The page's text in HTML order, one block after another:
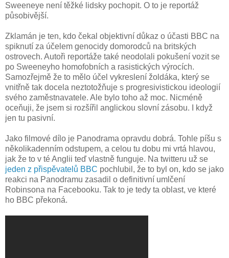
Sweeneye není těžké lidsky pochopit. O to je reportáž
působivější.
Zklamán je ten, kdo čekal objektivní důkaz o účasti BBC na
spiknutí za účelem genocidy domorodců na britských
ostrovech. Autoři reportáže také neodolali pokušení vozit se
po Sweeneyho homofobních a rasistických výrocích.
Samozřejmě že to mělo účel vykreslení žoldáka, který se
vnitřně tak docela neztotožňuje s progresivistickou ideologií
svého zaměstnavatele. Ale bylo toho až moc. Nicméně
oceňuji, že jsem si rozšířil anglickou slovní zásobu. I když
jen tu pasivní.
Jako filmové dílo je Panodrama opravdu dobrá. Tohle píšu s
několikadenním odstupem, a celou tu dobu mi vrtá hlavou,
jak že to v té Anglii teď vlastně funguje. Na twitteru už se
jeden z přispěvatelů BBC pochlubil, že to byl on, kdo se jako
reakci na Panodramu zasadil o definitivní umlčení
Robinsona na Facebooku. Tak to je tedy ta oblast, ve které
ho BBC překoná.